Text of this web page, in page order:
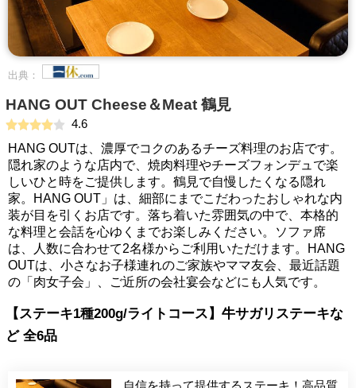
出典：
HANG OUT Cheese＆Meat 鶴見
4.6
HANG OUTは、濃厚でコクのあるチーズ料理のお店です。
隠れ家のような店内で、焼肉料理やチーズフォンデュで楽
しいひと時をご提供します。鶴見で自慢したくなる隠れ
家。HANG OUT」は、細部にまでこだわったおしゃれな内
装が目を引くお店です。落ち着いた雰囲気の中で、本格的
な料理と会話を心ゆくまでお楽しみください。ソファ席
は、人数に合わせて2名様からご利用いただけます。HANG
OUTは、小さなお子様連れのご家族やママ友会、最近話題
の「肉女子会」、ご近所の会社宴会などにも人気です。
【ステーキ1種200g/ライトコース】牛サガリステーキな
ど 全6品
自信を持って提供するステーキ！高品質